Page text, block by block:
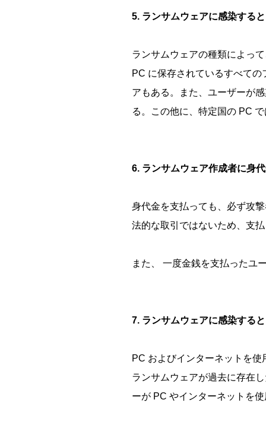
5. ランサムウェアに感染する
ランサムウェアの種類によっ
PC に保存されているすべて
アもある。また、ユーザーが
る。この他に、特定国の PC
6. ランサムウェア作成者に身
身代金を支払っても、必ず攻
法的な取引ではないため、支
また、 一度金銭を支払ったユ
7. ランサムウェアに感染する
PC およびインターネットを
ランサムウェアが過去に存在
ーが PC やインターネットを